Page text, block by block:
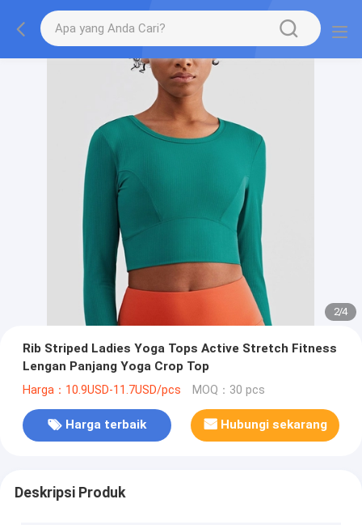
2/4
Rib Striped Ladies Yoga Tops Active Stretch Fitness
Lengan Panjang Yoga Crop Top
Harga：10.9USD-11.7USD/pcs MOQ：30 pcs
Harga terbaik Hubungi sekarang
Deskripsi Produk